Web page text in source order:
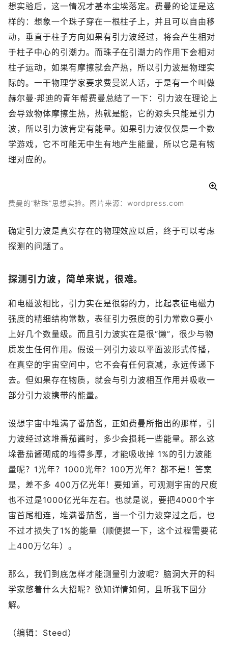
想实验后，这一情况才基本尘埃落定。费曼的论证是这
样的：想象一个珠子穿在一根柱子上，并且可以自由移
动，垂直于柱子方向如果有引力波经过，将会产生相对
于柱子中心的引潮力。而珠子在引潮力的作用下会相对
柱子运动，如果有摩擦就会产热，所以引力波是物理实
际的。一干物理学家要求费曼说人话，于是有一个叫做
赫尔曼·邦迪的青年帮费曼总结了一下：引力波在理论上
会导致物体摩擦生热，热就是能，它的源头只能是引力
波，所以引力波肯定有能量。如果引力波仅仅是一个数
学游戏，它不可能无中生有地产生能量，所以它是有物
理对应的。
费曼的“粘珠”思想实验。图片来源：wordpress.com
确定引力波是真实存在的物理效应以后，终于可以考虑
探测的问题了。
探测引力波，简单来说，很难。
和电磁波相比，引力实在是很弱的力，比起表征电磁力
强度的精细结构常数，表征引力强度的引力常数G要小
上好几个数量级。而且引力波实在是很“懒”，很少与物
质发生任何作用。假设一列引力波以平面波形式传播，
在真空的宇宙空间中，它不会有任何衰减，永远传递下
去。但如果存在物质，就会与引力波相互作用并吸收一
部分引力波携带的能量。
设想宇宙中堆满了番茄酱，正如费曼所指出的那样，引
力波经过这堆番茄酱时，多少会损耗一些能量。那么这
垛番茄酱砌成的墙得多厚，才能吸收掉 1%的引力波能
量呢？1光年？1000光年？100万光年？都不是！答案
是，差不多 400万亿光年！要知道，可观测宇宙的尺度
也不过是1000亿光年左右。也就是说，要把4000个宇
宙首尾相连，堆满番茄酱，当一个引力波穿过之后，也
不过才损失了1%的能量（顺便提一下，这个过程需要花
上400万亿年）。
那么，我们到底怎样才能测量引力波呢？脑洞大开的科
学家憋着什么大招呢？欲知详情如何，且听我下回分
解。
（编辑：Steed）